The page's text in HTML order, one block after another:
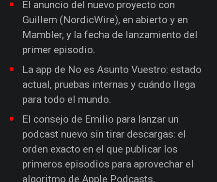
El anuncio del nuevo proyecto con
Guillem (NordicWire), en abierto y en
Mambler, y la fecha de lanzamiento del
primer episodio.
La app de No es Asunto Vuestro: estado
actual, pruebas internas y cuándo llega
para todo el mundo.
El consejo de Emilio para lanzar un
podcast nuevo sin tirar descargas: el
orden exacto en el que publicar los
primeros episodios para aprovechar el
algoritmo de Apple Podcasts.